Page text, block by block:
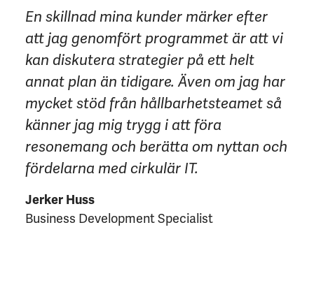
En skillnad mina kunder märker efter
att jag genomfört programmet är att vi
kan diskutera strategier på ett helt
annat plan än tidigare. Även om jag har
mycket stöd från hållbarhetsteamet så
känner jag mig trygg i att föra
resonemang och berätta om nyttan och
fördelarna med cirkulär IT.
Jerker Huss
Business Development Specialist